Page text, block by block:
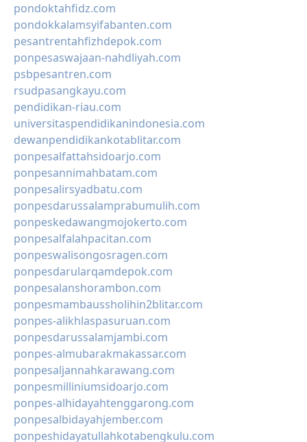
pondoktahfidz.com
pondokkalamsyifabanten.com
pesantrentahfizhdepok.com
ponpesaswajaan-nahdliyah.com
psbpesantren.com
rsudpasangkayu.com
pendidikan-riau.com
universitaspendidikanindonesia.com
dewanpendidikankotablitar.com
ponpesalfattahsidoarjo.com
ponpesannimahbatam.com
ponpesalirsyadbatu.com
ponpesdarussalamprabumulih.com
ponpeskedawangmojokerto.com
ponpesalfalahpacitan.com
ponpeswalisongosragen.com
ponpesdarularqamdepok.com
ponpesalanshorambon.com
ponpesmambaussholihin2blitar.com
ponpes-alikhlaspasuruan.com
ponpesdarussalamjambi.com
ponpes-almubarakmakassar.com
ponpesaljannahkarawang.com
ponpesmilliniumsidoarjo.com
ponpes-alhidayahtenggarong.com
ponpesalbidayahjember.com
ponpeshidayatullahkotabengkulu.com